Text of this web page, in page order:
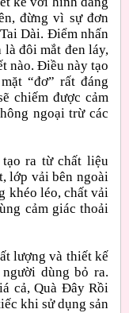
đừng vì sự đơn
Dài. Điểm nhấn
đôi mắt đen láy,
nào. Điều này tạo
“đơ” rất đáng
chiếm được cảm
ngoại trừ các
ra từ chất liệu
lớp vải bên ngoài
khéo léo, chất vải
cảm giác thoải
lượng và thiết kế
dùng bỏ ra.
cả, Quà Đây Rồi
khi sử dụng sản